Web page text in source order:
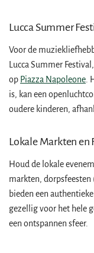
Lucca Summer
Voor de
Lucca Summer
op Piazza Napoleone
is, kan een
oudere kinderen,
Lokale Markten en
Houd de lokale
markten, dorpsfeesten
bieden een
gezellig voor het hele
een ontspannen sfeer.